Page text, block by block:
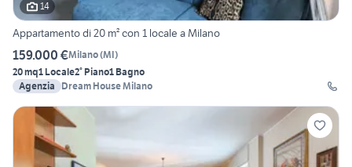
14
Appartamento di 20 m² con 1 locale a Milano
159.000 €Milano(MI)
20 mq1 Locale2° Piano1 Bagno
Agenzia
Dream House Milano